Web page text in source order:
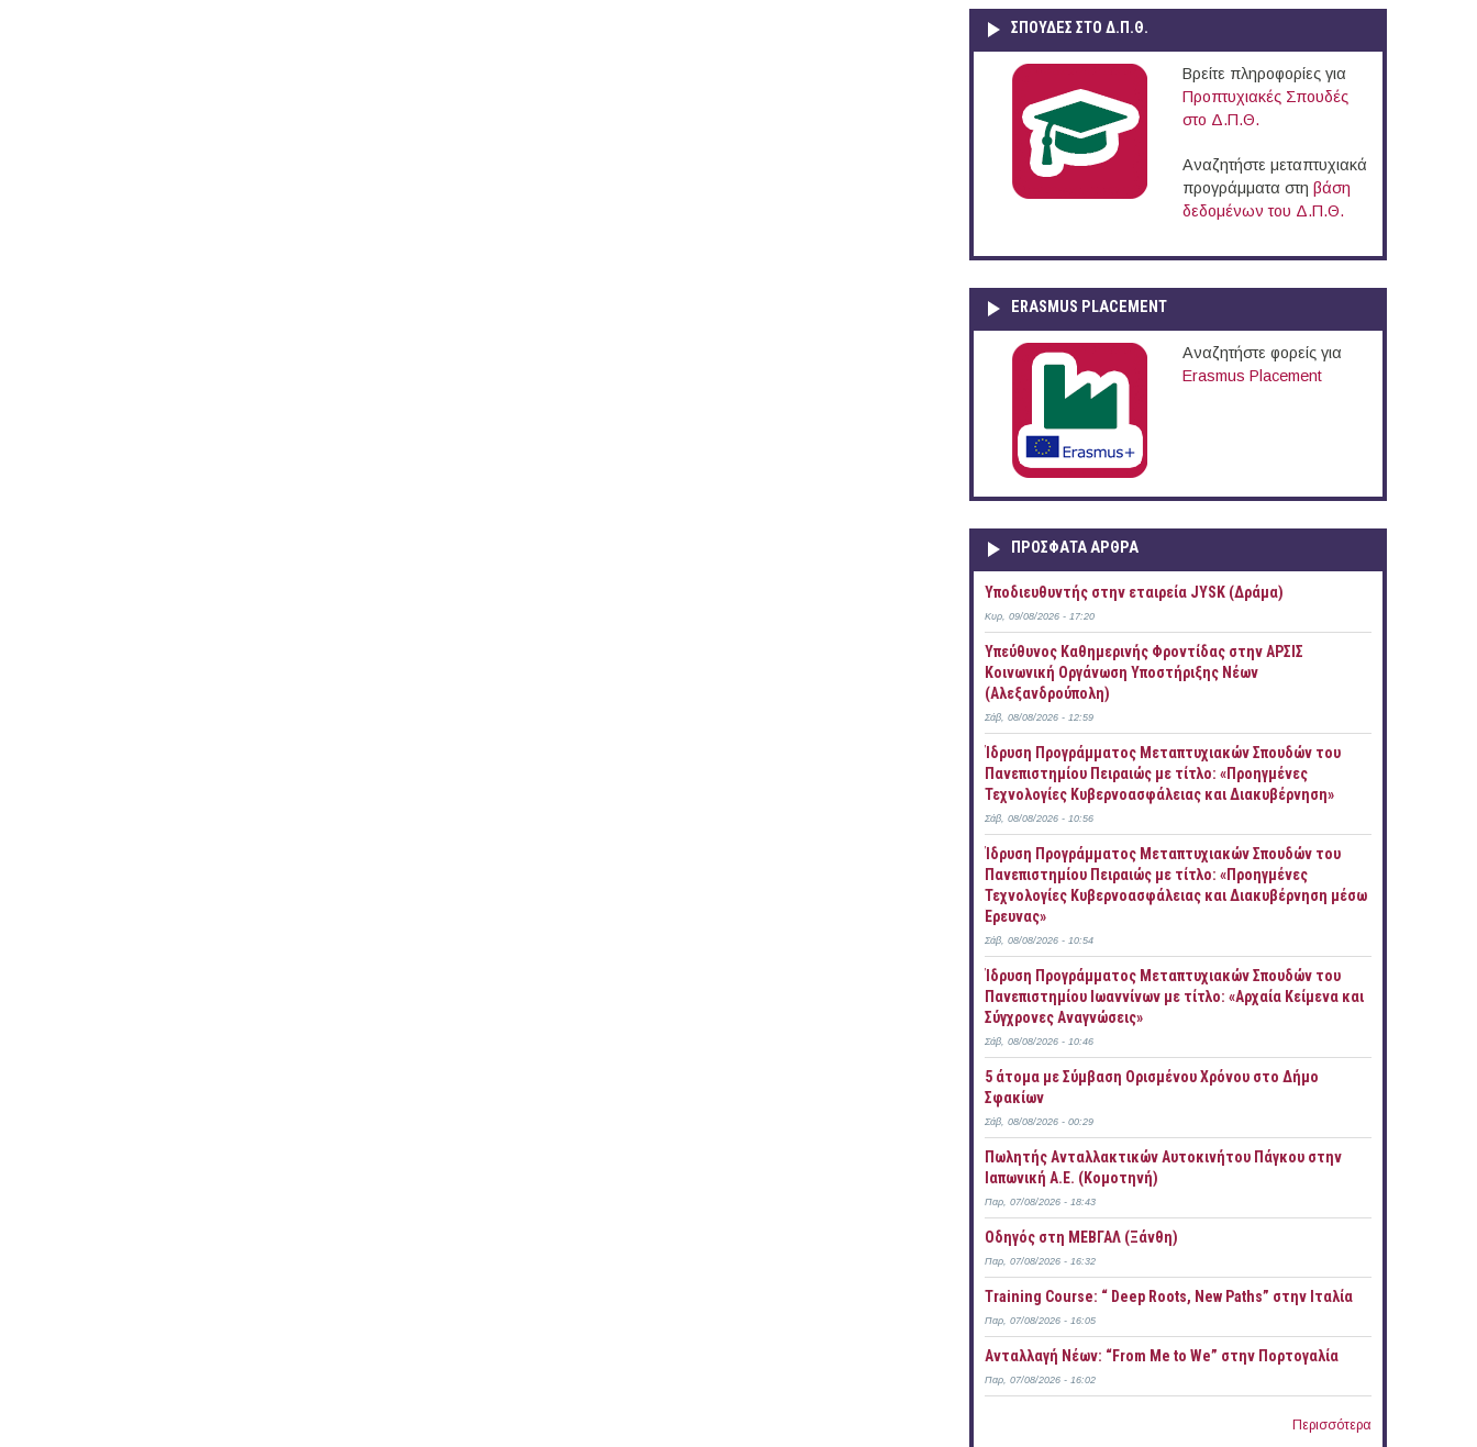
ΣΠΟΥΔΈΣ ΣΤΟ Δ.Π.Θ.
Βρείτε πληροφορίες για
Προπτυχιακές Σπουδές
στο Δ.Π.Θ.
Αναζητήστε μεταπτυχιακά
προγράμματα στη βάση
δεδομένων του Δ.Π.Θ.
ERASMUS PLACEMENT
Αναζητήστε φορείς για
Erasmus Placement
ΠΡOΣΦΑΤΑ AΡΘΡΑ
Υποδιευθυντής στην εταιρεία JYSK (Δράμα)
Κυρ, 09/08/2026 - 17:20
Yπεύθυνος Καθημερινής Φροντίδας στην ΑΡΣΙΣ
Κοινωνική Οργάνωση Υποστήριξης Νέων
(Αλεξανδρούπολη)
Σάβ, 08/08/2026 - 12:59
Ίδρυση Προγράμματος Μεταπτυχιακών Σπουδών του
Πανεπιστημίου Πειραιώς με τίτλο: «Προηγμένες
Τεχνολογίες Κυβερνοασφάλειας και Διακυβέρνηση»
Σάβ, 08/08/2026 - 10:56
Ίδρυση Προγράμματος Μεταπτυχιακών Σπουδών του
Πανεπιστημίου Πειραιώς με τίτλο: «Προηγμένες
Τεχνολογίες Κυβερνοασφάλειας και Διακυβέρνηση μέσω
Έρευνας»
Σάβ, 08/08/2026 - 10:54
Ίδρυση Προγράμματος Μεταπτυχιακών Σπουδών του
Πανεπιστημίου Ιωαννίνων με τίτλο: «Αρχαία Κείμενα και
Σύγχρονες Αναγνώσεις»
Σάβ, 08/08/2026 - 10:46
5 άτομα με Σύμβαση Ορισμένου Χρόνου στο Δήμο
Σφακίων
Σάβ, 08/08/2026 - 00:29
Πωλητής Ανταλλακτικών Αυτοκινήτου Πάγκου στην
Ιαπωνική Α.Ε. (Κομοτηνή)
Παρ, 07/08/2026 - 18:43
Οδηγός στη ΜΕΒΓΑΛ (Ξάνθη)
Παρ, 07/08/2026 - 16:32
Training Course: “ Deep Roots, New Paths” στην Ιταλία
Παρ, 07/08/2026 - 16:05
Ανταλλαγή Νέων: “From Me to We” στην Πορτογαλία
Παρ, 07/08/2026 - 16:02
Περισσότερα